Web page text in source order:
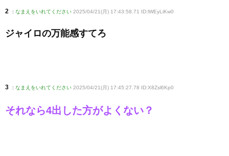
2 : なまえをいれてください 2025/04/21(月) 17:43:58.71 ID:lWEyLiKw0
ジャイロの万能感すてろ
3 : なまえをいれてください 2025/04/21(月) 17:45:27.78 ID:X8Zsl6Kp0
それなら4出した方がよくない？